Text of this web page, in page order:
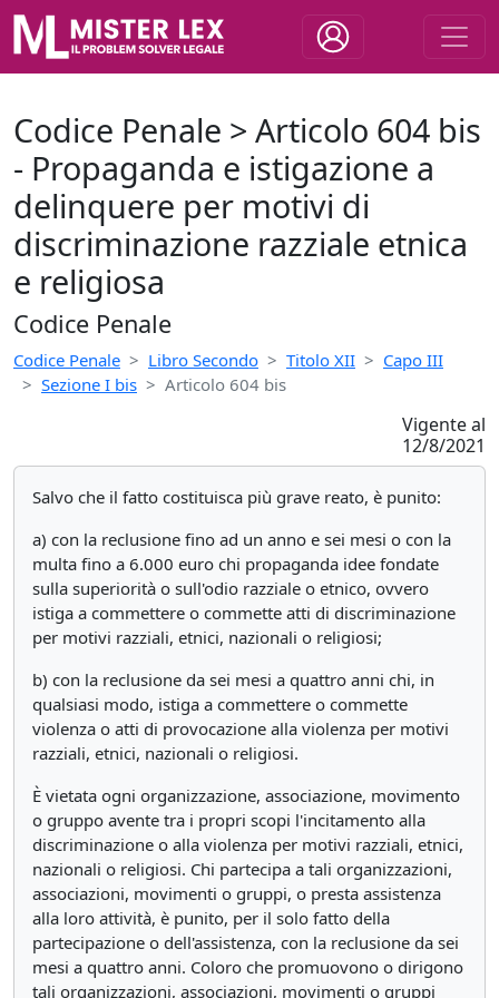
Codice Penale > Articolo 604 bis
- Propaganda e istigazione a
delinquere per motivi di
discriminazione razziale etnica
e religiosa
Codice Penale
Codice Penale Libro Secondo Titolo XII
Capo III
Sezione I bis
Articolo 604 bis
Vigente al
12/8/2021
Salvo che il fatto costituisca più grave reato, è punito:
a) con la reclusione fino ad un anno e sei mesi o con la
multa fino a 6.000 euro chi propaganda idee fondate
sulla superiorità o sull'odio razziale o etnico, ovvero
istiga a commettere o commette atti di discriminazione
per motivi razziali, etnici, nazionali o religiosi;
b) con la reclusione da sei mesi a quattro anni chi, in
qualsiasi modo, istiga a commettere o commette
violenza o atti di provocazione alla violenza per motivi
razziali, etnici, nazionali o religiosi.
È vietata ogni organizzazione, associazione, movimento
o gruppo avente tra i propri scopi l'incitamento alla
discriminazione o alla violenza per motivi razziali, etnici,
nazionali o religiosi. Chi partecipa a tali organizzazioni,
associazioni, movimenti o gruppi, o presta assistenza
alla loro attività, è punito, per il solo fatto della
partecipazione o dell'assistenza, con la reclusione da sei
mesi a quattro anni. Coloro che promuovono o dirigono
tali organizzazioni, associazioni, movimenti o gruppi